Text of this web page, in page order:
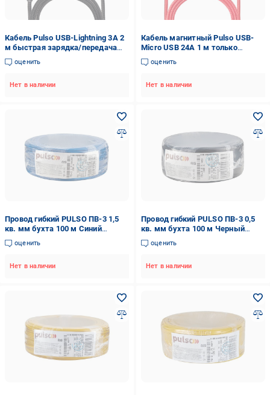
Кабель Pulso USB-Lightning 3А 2
м быстрая зарядка/передача
данных Black (CC-4202L BK)
оценить
Нет в наличии
Кабель магнитный Pulso USB-
Micro USB 24А 1 м только
зарядка Red (MC-2301M RD)
оценить
Нет в наличии
Провод гибкий PULSO ПВ-3 1,5
кв. мм бухта 100 м Синий
(00000065475)
оценить
Нет в наличии
Провод гибкий PULSO ПВ-3 0,5
кв. мм бухта 100 м Черный
(00000065464)
оценить
Нет в наличии